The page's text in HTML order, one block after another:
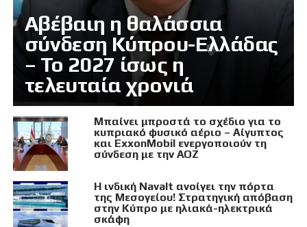
Αβέβαιη η θαλάσσια
σύνδεση Κύπρου-Ελλάδας
– Το 2027 ίσως η
τελευταία χρονιά
Μπαίνει μπροστά το σχέδιο για το
κυπριακό φυσικό αέριο – Αίγυπτος
και ExxonMobil ενεργοποιούν τη
σύνδεση με την ΑΟΖ
Η ινδική Navalt ανοίγει την πόρτα
της Μεσογείου! Στρατηγική απόβαση
στην Κύπρο με ηλιακά-ηλεκτρικά
σκάφη